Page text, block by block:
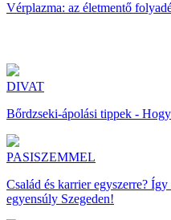
Vérplazma: az életmentő
DIVAT
Bőrdzseki-ápolási tippek -
PASISZEMMEL
Család és karrier egyszerre?
egyensúly Szegeden!